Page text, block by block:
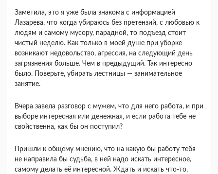
Заметила, это я уже была знакома с информацией
Лазарева, что когда убираюсь без претензий, с любовью к
людям и самому мусору, парадной, то подъезд стоит
чистый неделю. Как только в моей душе при уборке
возникают недовольство, агрессия, на следующий день
загрязнения больше. Чем в предыдущий. Так интересно
было. Поверьте, убирать лестницы — занимательное
занятие.
Вчера завела разговор с мужем, что для него работа, и при
выборе интересная или денежная, и если работа тебе не
свойственна, как бы он поступил?
Пришли к общему мнению, что на какую бы работу тебя
не направила бы судьба, в ней надо искать интересное,
самому делать её интересной. Ждать и искать что-то,